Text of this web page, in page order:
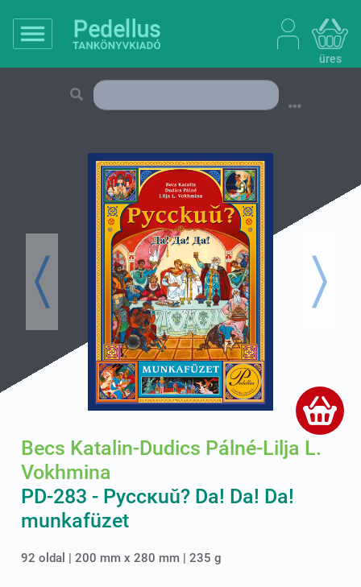
üres
Previous Next
Becs Katalin-Dudics Pálné-Lilja L.
Vokhmina
PD-283 - Pyccĸuŭ? Da! Da! Da!
munkafüzet
92 oldal | 200 mm x 280 mm | 235 g